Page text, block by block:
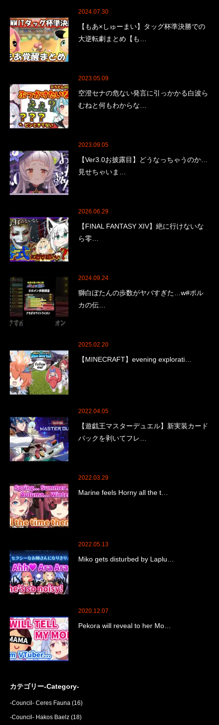
2024.07.30
【もあ×しゅーまい】タッグ杯準決勝での
大逆転劇まとめ【も…
2023.05.09
空澄セナの危ない発言に引っかかる白波ら
むねと何もわからな…
2023.09.05
【Ver3.0お披露目】どうなっちゃうのか…
見せちゃいま…
2026.06.29
【FINAL FANTASY XIV】絶に行けないな
ら零…
2024.09.24
獅白ぼたんの歩数がヤバすぎた…w#ポル
カの伝…
2025.02.20
【MINECRAFT】evening explorati…
2022.04.05
【遊戯王マスターデュエル】新実装カード
パックを剥いてフレ…
2022.03.29
Marine feels Horny all the t…
2022.05.13
Miko gets disturbed by Laplu…
2020.12.07
Pekora will reveal to her Mo…
カテゴリー-Category-
-Council- Ceres Fauna (16)
-Council- Hakos Baelz (18)